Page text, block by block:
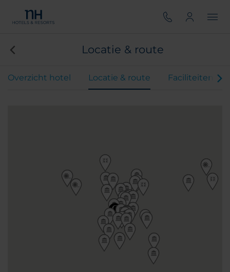
Locatie & route
Overzicht hotel Locatie & route Faciliteiten